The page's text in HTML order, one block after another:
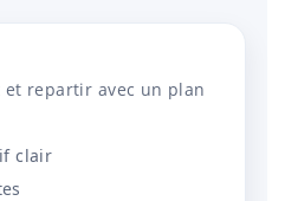
repartir avec un plan
clair